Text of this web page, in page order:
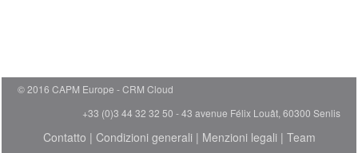
© 2016 CAPM Europe
CRM Cloud
+33 (0)3 44 32 32 50 - 43 avenue Félix Louât, 60300 Senlis
Contatto | Condizioni generali| Menzioni legali| Team